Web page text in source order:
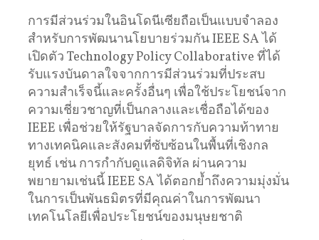
การมีส่วนร่วมในอินโดนีเซียถือเป็นแบบจำลอง
สำหรับการพัฒนานโยบายร่วมกัน IEEE SA ได้
เปิดตัว Technology Policy Collaborative ที่ได้
รับแรงบันดาลใจจากการมีส่วนร่วมที่ประสบ
ความสำเร็จนี้และครั้งอื่นๆ เพื่อใช้ประโยชน์จาก
ความเชี่ยวชาญที่เป็นกลางและเชื่อถือได้ของ
IEEE เพื่อช่วยให้รัฐบาลจัดการกับความท้าทาย
ทางเทคนิคและสังคมที่ซับซ้อนในพื้นที่เชิงกล
ยุทธ์ เช่น การกำกับดูแลดิจิทัล ผ่านความ
พยายามเช่นนี้ IEEE SA ได้ตอกย้ำถึงความมุ่งมั่น
ในการเป็นพันธมิตรที่มีคุณค่าในการพัฒนา
เทคโนโลยีเพื่อประโยชน์ของมนุษยชาติ